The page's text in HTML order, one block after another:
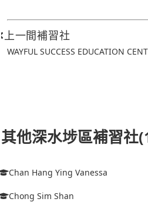
上一間補習社
WAYFUL SUCCESS EDUCATION
其他深水埗區補習社
Chan Hang Ying Vanessa
Chong Sim Shan